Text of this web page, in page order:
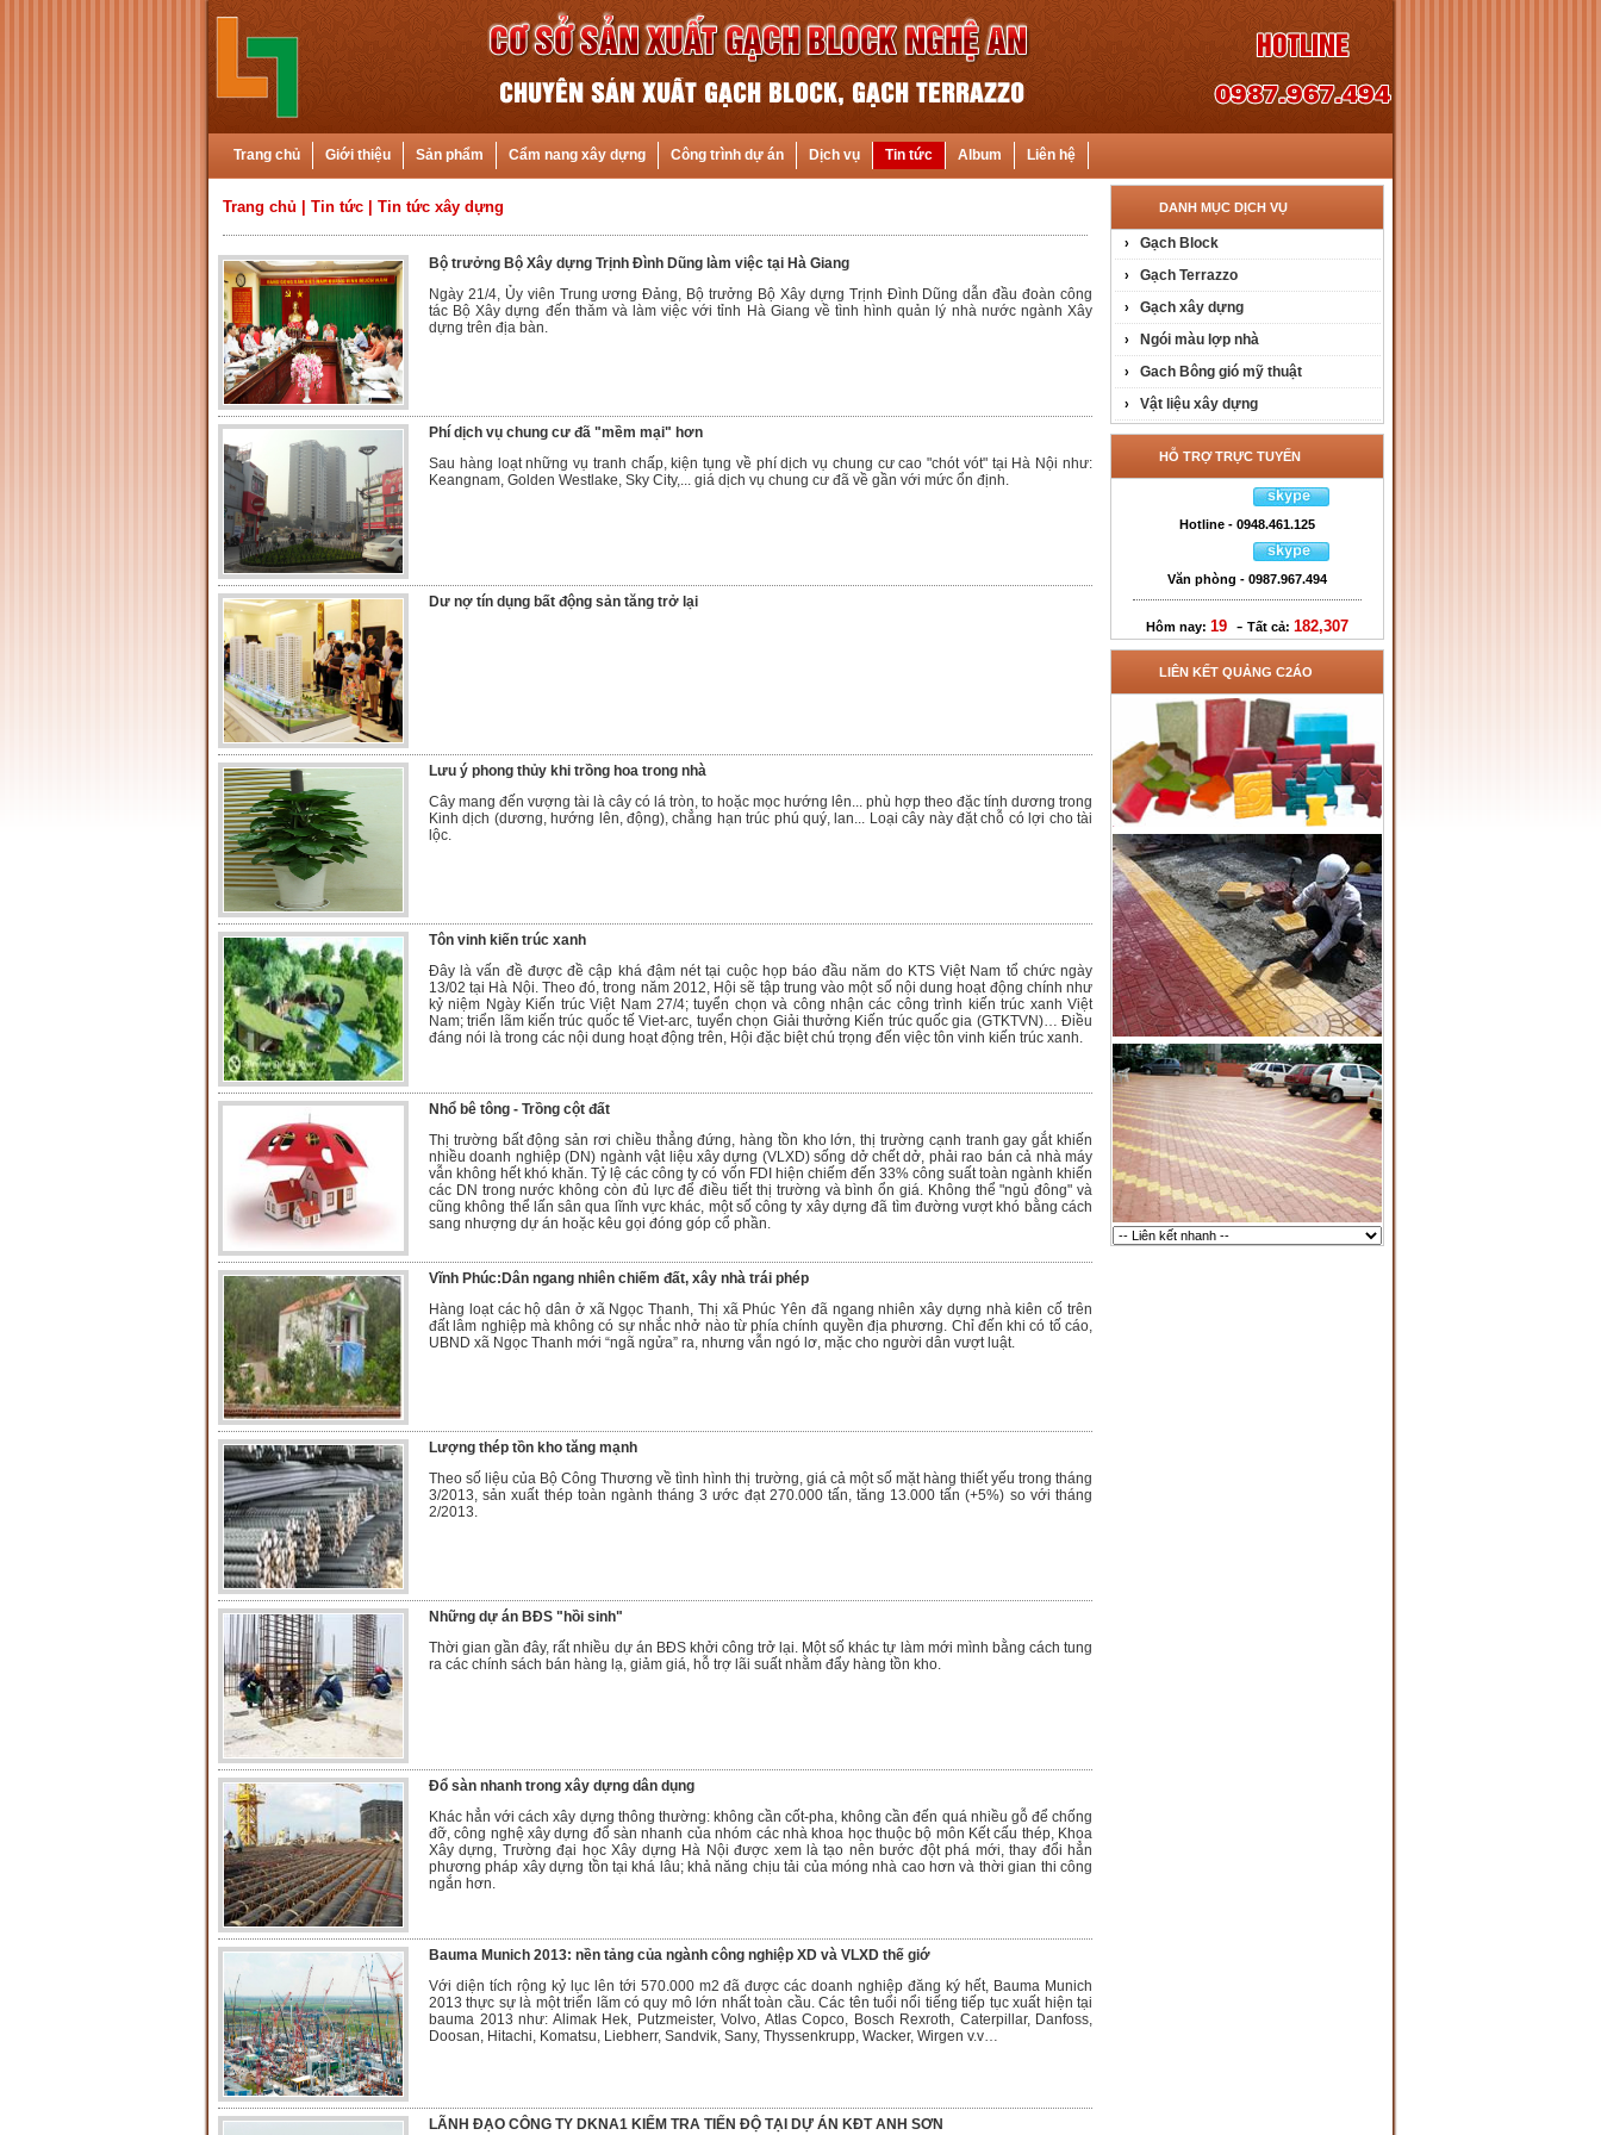
Trang chủ Giới thiệu Sản phẩm Cẩm nang xây dựng Công trình dự án Dịch vụ Tin tức Album Liên hệ
Trang chủ Tin tức Tin tức xây dựng
Bộ trưởng Bộ Xây dựng Trịnh Đình Dũng làm việc tại Hà Giang
Ngày 21/4, Ủy viên Trung ương Đảng, Bộ trưởng Bộ Xây dựng Trịnh Đình Dũng dẫn đầu đoàn công
tác Bộ Xây dựng đến thăm và làm việc với tỉnh Hà Giang về tình hình quản lý nhà nước ngành Xây
dựng trên địa bàn.
Phí dịch vụ chung cư đã "mềm mại" hơn
Sau hàng loạt những vụ tranh chấp, kiện tụng về phí dịch vụ chung cư cao "chót vót" tại Hà Nội như:
Keangnam, Golden Westlake, Sky City,... giá dịch vụ chung cư đã về gần với mức ổn định.
Dư nợ tín dụng bất động sản tăng trở lại
Lưu ý phong thủy khi trồng hoa trong nhà
Cây mang đến vượng tài là cây có lá tròn, to hoặc mọc hướng lên... phù hợp theo đặc tính dương trong
Kinh dịch (dương, hướng lên, động), chẳng hạn trúc phú quý, lan... Loại cây này đặt chỗ có lợi cho tài
lộc.
Tôn vinh kiến trúc xanh
Đây là vấn đề được đề cập khá đậm nét tại cuộc họp báo đầu năm do KTS Việt Nam tổ chức ngày
13/02 tại Hà Nội. Theo đó, trong năm 2012, Hội sẽ tập trung vào một số nội dung hoạt động chính như
kỷ niệm Ngày Kiến trúc Việt Nam 27/4; tuyển chọn và công nhận các công trình kiến trúc xanh Việt
Nam; triển lãm kiến trúc quốc tế Viet-arc, tuyển chọn Giải thưởng Kiến trúc quốc gia (GTKTVN)… Điều
đáng nói là trong các nội dung hoạt động trên, Hội đặc biệt chú trọng đến việc tôn vinh kiến trúc xanh.
Nhổ bê tông - Trồng cột đất
Thị trường bất động sản rơi chiều thẳng đứng, hàng tồn kho lớn, thị trường cạnh tranh gay gắt khiến
nhiều doanh nghiệp (DN) ngành vật liệu xây dựng (VLXD) sống dở chết dở, phải rao bán cả nhà máy
vẫn không hết khó khăn. Tỷ lệ các công ty có vốn FDI hiện chiếm đến 33% công suất toàn ngành khiến
các DN trong nước không còn đủ lực để điều tiết thị trường và bình ổn giá. Không thể "ngủ đông" và
cũng không thể lấn sân qua lĩnh vực khác, một số công ty xây dựng đã tìm đường vượt khó bằng cách
sang nhượng dự án hoặc kêu gọi đóng góp cổ phần.
Vĩnh Phúc:Dân ngang nhiên chiếm đất, xây nhà trái phép
Hàng loạt các hộ dân ở xã Ngọc Thanh, Thị xã Phúc Yên đã ngang nhiên xây dựng nhà kiên cố trên
đất lâm nghiệp mà không có sự nhắc nhở nào từ phía chính quyền địa phương. Chỉ đến khi có tố cáo,
UBND xã Ngọc Thanh mới “ngã ngửa” ra, nhưng vẫn ngó lơ, mặc cho người dân vượt luật.
Lượng thép tồn kho tăng mạnh
Theo số liệu của Bộ Công Thương về tình hình thị trường, giá cả một số mặt hàng thiết yếu trong tháng
3/2013, sản xuất thép toàn ngành tháng 3 ước đạt 270.000 tấn, tăng 13.000 tấn (+5%) so với tháng
2/2013.
Những dự án BĐS "hồi sinh"
Thời gian gần đây, rất nhiều dự án BĐS khởi công trở lại. Một số khác tự làm mới mình bằng cách tung
ra các chính sách bán hàng lạ, giảm giá, hỗ trợ lãi suất nhằm đẩy hàng tồn kho.
Đổ sàn nhanh trong xây dựng dân dụng
Khác hẳn với cách xây dựng thông thường: không cần cốt-pha, không cần đến quá nhiều gỗ để chống
đỡ, công nghệ xây dựng đổ sàn nhanh của nhóm các nhà khoa học thuộc bộ môn Kết cấu thép, Khoa
Xây dựng, Trường đại học Xây dựng Hà Nội được xem là tạo nên bước đột phá mới, thay đổi hẳn
phương pháp xây dựng tồn tại khá lâu; khả năng chịu tải của móng nhà cao hơn và thời gian thi công
ngắn hơn.
Bauma Munich 2013: nền tảng của ngành công nghiệp XD và VLXD thế giớ
Với diện tích rộng kỷ lục lên tới 570.000 m2 đã được các doanh nghiệp đăng ký hết, Bauma Munich
2013 thực sự là một triển lãm có quy mô lớn nhất toàn cầu. Các tên tuổi nổi tiếng tiếp tục xuất hiện tại
bauma 2013 như: Alimak Hek, Putzmeister, Volvo, Atlas Copco, Bosch Rexroth, Caterpillar, Danfoss,
Doosan, Hitachi, Komatsu, Liebherr, Sandvik, Sany, Thyssenkrupp, Wacker, Wirgen v.v…
LÃNH ĐẠO CÔNG TY DKNA1 KIỂM TRA TIẾN ĐỘ TẠI DỰ ÁN KĐT ANH SƠN
DANH MỤC DỊCH VỤ
› Gạch Block
› Gạch Terrazzo
› Gạch xây dựng
› Ngói màu lợp nhà
› Gach Bông gió mỹ thuật
› Vật liệu xây dựng
HỖ TRỢ TRỰC TUYẾN
Hotline - 0948.461.125
Văn phòng - 0987.967.494
Hôm nay: 19 - Tất cả: 182,307
LIÊN KẾT QUẢNG C2ÁO